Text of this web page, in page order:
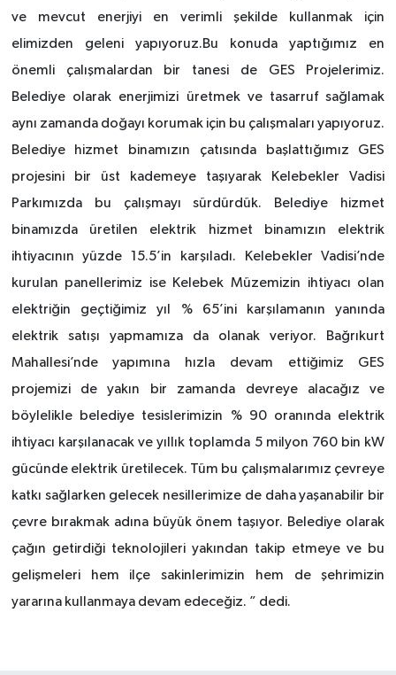
ve mevcut enerjiyi en verimli şekilde kullanmak için
elimizden geleni yapıyoruz.Bu konuda yaptığımız en
önemli çalışmalardan bir tanesi de GES Projelerimiz.
Belediye olarak enerjimizi üretmek ve tasarruf sağlamak
aynı zamanda doğayı korumak için bu çalışmaları yapıyoruz.
Belediye hizmet binamızın çatısında başlattığımız GES
projesini bir üst kademeye taşıyarak Kelebekler Vadisi
Parkımızda bu çalışmayı sürdürdük. Belediye hizmet
binamızda üretilen elektrik hizmet binamızın elektrik
ihtiyacının yüzde 15.5’in karşıladı. Kelebekler Vadisi’nde
kurulan panellerimiz ise Kelebek Müzemizin ihtiyacı olan
elektriğin geçtiğimiz yıl % 65’ini karşılamanın yanında
elektrik satışı yapmamıza da olanak veriyor. Bağrıkurt
Mahallesi’nde yapımına hızla devam ettiğimiz GES
projemizi de yakın bir zamanda devreye alacağız ve
böylelikle belediye tesislerimizin % 90 oranında elektrik
ihtiyacı karşılanacak ve yıllık toplamda 5 milyon 760 bin kW
gücünde elektrik üretilecek. Tüm bu çalışmalarımız çevreye
katkı sağlarken gelecek nesillerimize de daha yaşanabilir bir
çevre bırakmak adına büyük önem taşıyor. Belediye olarak
çağın getirdiği teknolojileri yakından takip etmeye ve bu
gelişmeleri hem ilçe sakinlerimizin hem de şehrimizin
yararına kullanmaya devam edeceğiz. ” dedi.